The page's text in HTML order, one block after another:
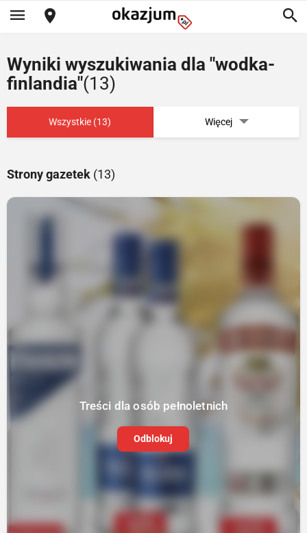
Wyniki wyszukiwania dla "wodka-
finlandia"(13)
Wszystkie (13) Więcej
Strony gazetek (13)
Treści dla osób pełnoletnich
Odblokuj